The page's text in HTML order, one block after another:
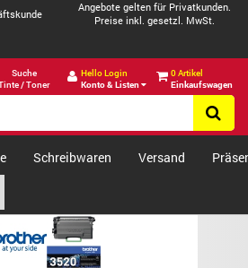
Angebote gelten für Privatkunden.
Preise inkl. gesetzl. MwSt.
Suche
/ Toner
Hello Login
Konto & Listen
0 Artikel
Einkaufswagen
Schreibwaren Versand